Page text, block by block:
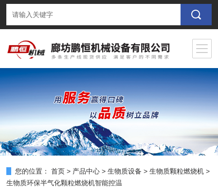
您的位置： 首页 > 产品中心 >生物质设备 >生物质颗粒燃烧机 >
生物质环保半气化颗粒燃烧机智能控温